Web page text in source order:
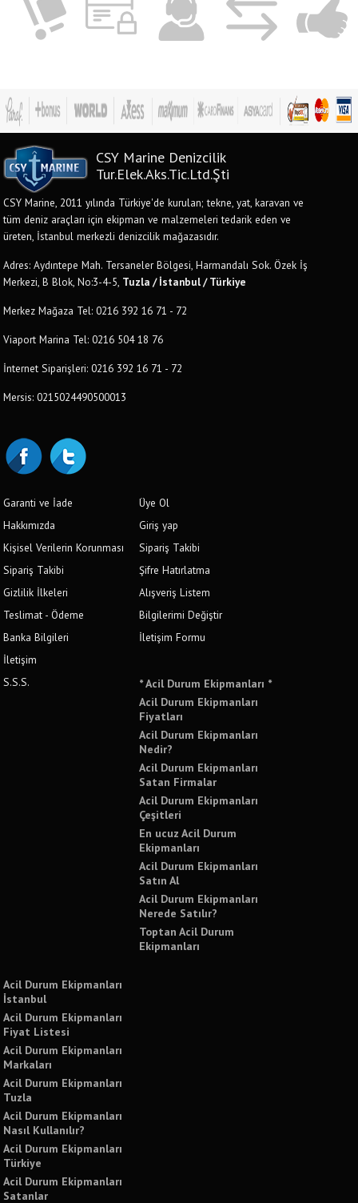
CSY Marine Denizcilik
Tur.Elek.Aks.Tic.Ltd.Şti
CSY Marine, 2011 yılında Türkiye'de kurulan; tekne, yat, karavan ve
tüm deniz araçları için ekipman ve malzemeleri tedarik eden ve
üreten, İstanbul merkezli denizcilik mağazasıdır.
Adres: Aydıntepe Mah. Tersaneler Bölgesi, Harmandalı Sok. Özek İş
Merkezi, B Blok, No:3-4-5, Tuzla / İstanbul / Türkiye
Merkez Mağaza Tel: 0216 392 16 71 - 72
Viaport Marina Tel: 0216 504 18 76
İnternet Siparişleri: 0216 392 16 71 - 72
Mersis: 0215024490500013
Garanti ve İade
Hakkımızda
Kişisel Verilerin Korunması
Sipariş Takibi
Gizlilik İlkeleri
Teslimat - Ödeme
Banka Bilgileri
İletişim
S.S.S.
Üye Ol
Giriş yap
Sipariş Takibi
Şifre Hatırlatma
Alışveriş Listem
Bilgilerimi Değiştir
İletişim Formu
* Acil Durum Ekipmanları *
Acil Durum Ekipmanları
Fiyatları
Acil Durum Ekipmanları
Nedir?
Acil Durum Ekipmanları
Satan Firmalar
Acil Durum Ekipmanları
Çeşitleri
En ucuz Acil Durum
Ekipmanları
Acil Durum Ekipmanları
Satın Al
Acil Durum Ekipmanları
Nerede Satılır?
Toptan Acil Durum
Ekipmanları
Acil Durum Ekipmanları
İstanbul
Acil Durum Ekipmanları
Fiyat Listesi
Acil Durum Ekipmanları
Markaları
Acil Durum Ekipmanları
Tuzla
Acil Durum Ekipmanları
Nasıl Kullanılır?
Acil Durum Ekipmanları
Türkiye
Acil Durum Ekipmanları
Satanlar